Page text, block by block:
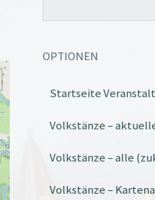
Office 365
OPTIONEN
Startseite
Volkstänze –
Volkstänze – alle
Volkstänze –